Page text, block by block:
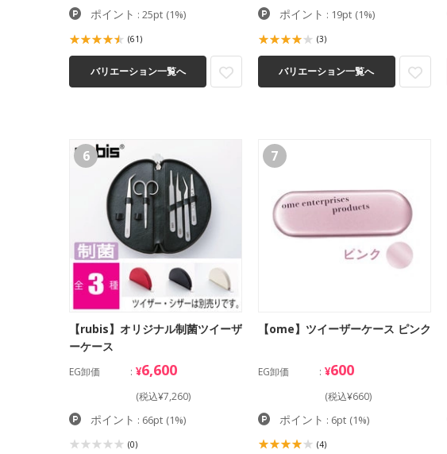
ポイント : 25pt (1%)
(61)
バリエーション一覧へ
ポイント : 19pt (1%)
(3)
バリエーション一覧へ
6
【rubis】オリジナル制菌ツイーザ
ーケース
EG卸価 ¥6,600
(税込¥7,260)
ポイント : 66pt (1%)
(0)
7
【ome】ツイーザーケース ピンク
EG卸価 ¥600
(税込¥660)
ポイント : 6pt (1%)
(4)